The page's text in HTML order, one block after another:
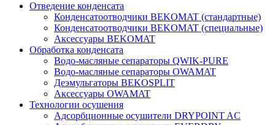
Отведение конденсата
Конденсатоотводчики BEKOMAT (стандартные)
Конденсатоотводчики BEKOMAT (специальные)
Аксессуары BEKOMAT
Обработка конденсата
Водо-масляные сепараторы QWIK-PURE
Водо-масляные сепараторы OWAMAT
Деэмульгаторы BEKOSPLIT
Аксессуары OWAMAT
Технологии осушения
Адсорбционные осушители DRYPOINT AC